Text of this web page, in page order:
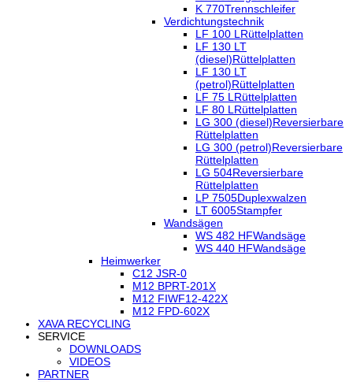
K 770Trennschleifer
Verdichtungstechnik
LF 100 LRüttelplatten
LF 130 LT
(diesel)Rüttelplatten
LF 130 LT
(petrol)Rüttelplatten
LF 75 LRüttelplatten
LF 80 LRüttelplatten
LG 300 (diesel)Reversierbare
Rüttelplatten
LG 300 (petrol)Reversierbare
Rüttelplatten
LG 504Reversierbare
Rüttelplatten
LP 7505Duplexwalzen
LT 6005Stampfer
Wandsägen
WS 482 HFWandsäge
WS 440 HFWandsäge
Heimwerker
C12 JSR-0
M12 BPRT-201X
M12 FIWF12-422X
M12 FPD-602X
XAVA RECYCLING
SERVICE
DOWNLOADS
VIDEOS
PARTNER